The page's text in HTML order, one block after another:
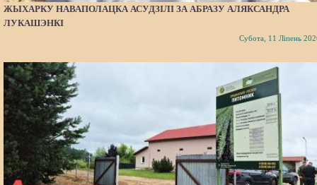
ЖЫХАРКУ НАВАПОЛАЦКА АСУДЗІЛІ ЗА АБРАЗУ АЛЯКСАНДРА
ЛУКАШЭНКІ
Субота, 11 Ліпень